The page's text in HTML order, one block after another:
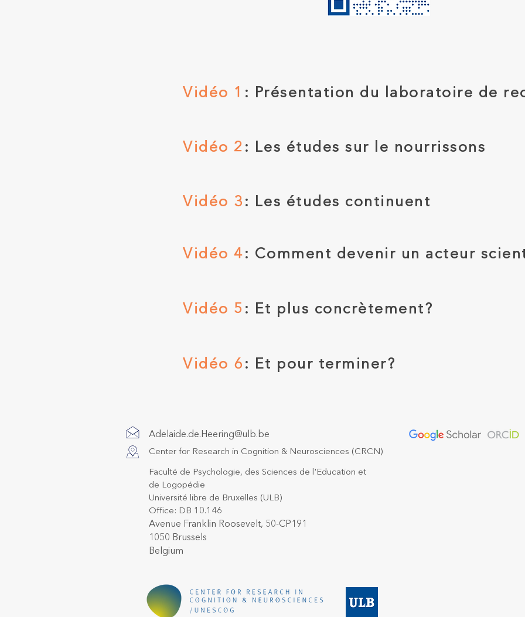
Vidéo 1 : Présentation du laboratoire de
Vidéo 2 : Les études sur le nourrissons
Vidéo 4 : Comment devenir un acteur
Vidéo 5 : Et plus concrètement?
Vidéo 6 : Et pour terminer?
Vidéo 3 : Les études continuent
Adelaide.de.Heering@ulb.be
Center for Research in Cognition & Neurosciences (CRCN)
Faculté de Psychologie, des Sciences de l'Education et
de Logopédie
Université libre de Bruxelles (ULB)
Office: DB 10.146
Avenue Franklin Roosevelt, 50-CP191
1050 Brussels
Belgium